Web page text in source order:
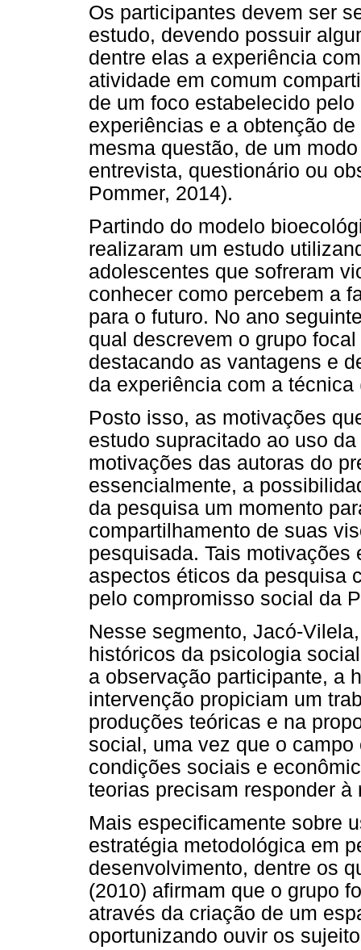
Os participantes devem ser
estudo, devendo possuir
dentre elas a experiência
atividade em comum
de um foco estabelecido
experiências e a obtenção
mesma questão, de um
entrevista, questionário ou
Pommer, 2014).
Partindo do modelo
realizaram um estudo
adolescentes que sofreram
conhecer como percebem a
para o futuro. No ano
qual descrevem o grupo
destacando as vantagens e
da experiência com a
Posto isso, as motivações
estudo supracitado ao uso
motivações das autoras do
essencialmente, a
da pesquisa um momento
compartilhamento de suas
pesquisada. Tais
aspectos éticos da pesquisa
pelo compromisso social da
Nesse segmento, Jacó-
históricos da psicologia
a observação participante, a
intervenção propiciam um
produções teóricas e na
social, uma vez que o
condições sociais e
teorias precisam responder
Mais especificamente sobre
estratégia metodológica em
desenvolvimento, dentre os
(2010) afirmam que o grupo
através da criação de um
oportunizando ouvir os